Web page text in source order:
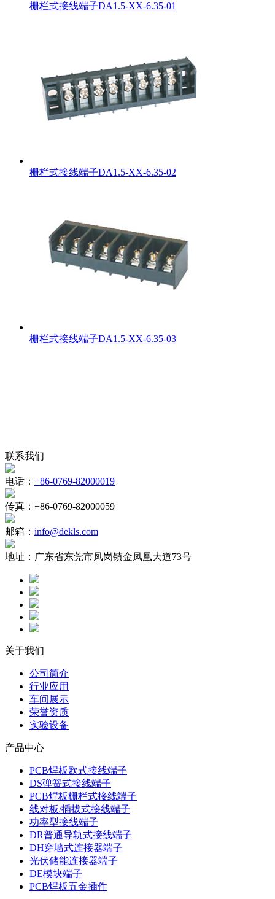
栅栏式接线端子DA1.5-XX-6.35-01
栅栏式接线端子DA1.5-XX-6.35-02
栅栏式接线端子DA1.5-XX-6.35-03
联系我们
电话： +86-0769-82000019
传真： +86-0769-82000059
邮箱： info@dekls.com
地址： 广东省东莞市凤岗镇金凤凰大道73号
关于我们
公司简介
行业应用
车间展示
荣誉资质
实验设备
产品中心
PCB焊板欧式接线端子
DS弹簧式接线端子
PCB焊板栅栏式接线端子
线对板/插拔式接线端子
功率型接线端子
DR普通导轨式接线端子
DH穿墙式连接器端子
光伏储能连接器端子
DE模块端子
PCB焊板五金插件